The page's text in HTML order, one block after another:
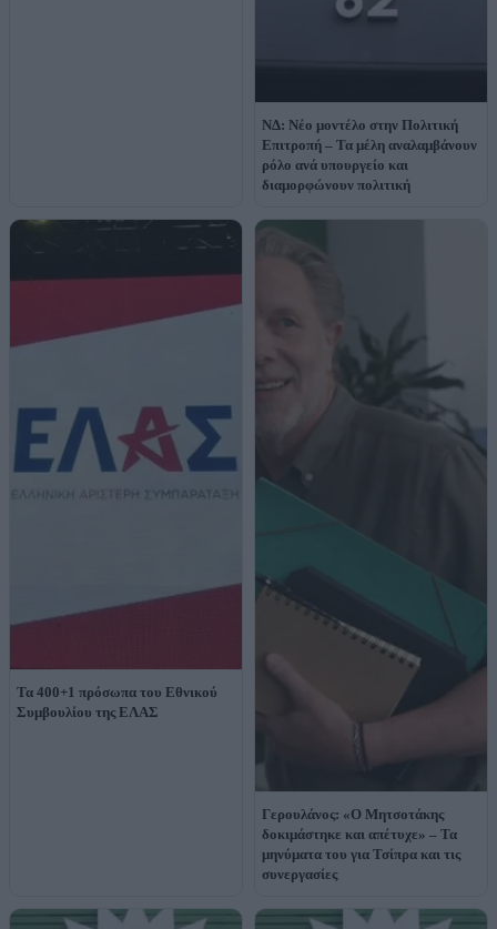
ΝΔ: Νέο μοντέλο στην Πολιτική
Επιτροπή – Τα μέλη αναλαμβάνουν
ρόλο ανά υπουργείο και
διαμορφώνουν πολιτική
Τα 400+1 πρόσωπα του Εθνικού
Συμβουλίου της ΕΛΑΣ
Γερουλάνος: «Ο Μητσοτάκης
δοκιμάστηκε και απέτυχε» – Τα
μηνύματα του για Τσίπρα και τις
συνεργασίες